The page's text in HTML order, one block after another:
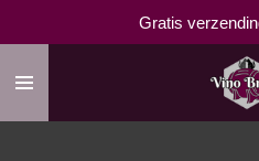
naar
Gratis